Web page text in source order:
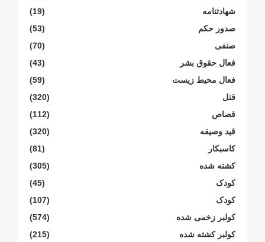
شهادتنامە
(19)
صدور حکم
(53)
صنفی
(70)
فعال حقوق بشر
(43)
فعال محیط زیست
(59)
قتل
(320)
قصاص
(112)
قید وصیقه
(320)
کاسبکار
(81)
کشته شده
(305)
کودک
(45)
کودک
(107)
کولبر زخمی شدە
(574)
کولبر کشتە شدە
(215)